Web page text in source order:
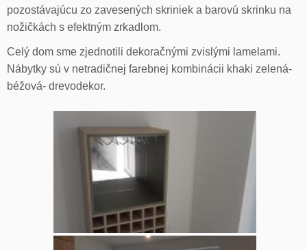
pozostávajúcu zo zavesených skriniek a barovú skrinku na
nožičkách s efektným zrkadlom.
Celý dom sme zjednotili dekoračnými zvislými lamelami.
Nábytky sú v netradičnej farebnej kombinácii khaki zelená-
béžová- drevodekor.